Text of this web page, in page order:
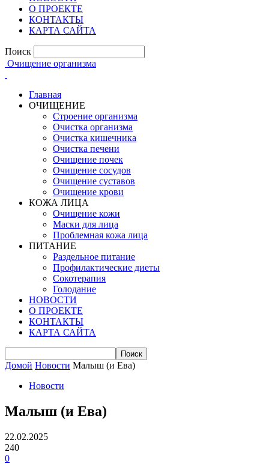
О ПРОЕКТЕ
КОНТАКТЫ
КАРТА САЙТА
Поиск
Очищение организма
Главная
ОЧИЩЕНИЕ
Строение организма
Очистка организма
Очистка кишечника
Очистка печени
Очищение почек
Очищение сосудов
Очищение суставов
Очищение крови
КОЖА ЛИЦА
Очищение кожи
Маски для лица
Проблемная кожа лица
ПИТАНИЕ
Раздельное питание
Профилактические диеты
Сокотерапия
Голодание
НОВОСТИ
О ПРОЕКТЕ
КОНТАКТЫ
КАРТА САЙТА
Домой Новости Малыш (и Ева)
Новости
Малыш (и Ева)
22.02.2025
240
0